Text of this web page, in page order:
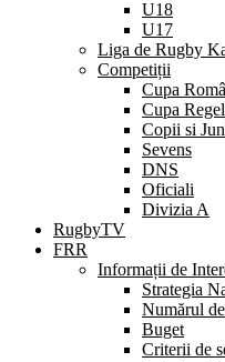
U18
U17
Liga de Rugby
Competiții
Cupa
Cupa
Copii si
Sevens
DNS
Oficiali
Divizia A
RugbyTV
FRR
Informații de
Strategia
Numărul
Buget
Criterii de